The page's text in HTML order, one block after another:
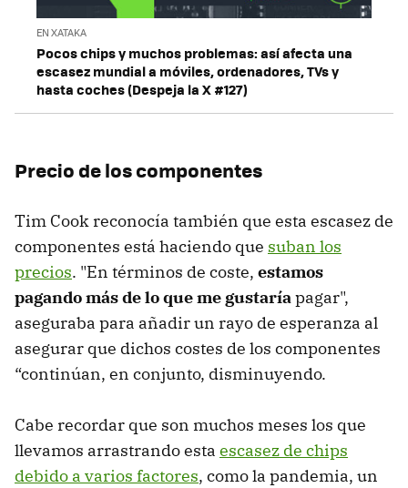
EN XATAKA
Pocos chips y muchos problemas: así afecta una
escasez mundial a móviles, ordenadores, TVs y
hasta coches (Despeja la X #127)
Precio de los componentes
Tim Cook reconocía también que esta escasez de
componentes está haciendo que suban los
precios. "En términos de coste, estamos
pagando más de lo que me gustaríapagar",
aseguraba para añadir un rayo de esperanza al
asegurar que dichos costes de los componentes
“continúan, en conjunto, disminuyendo.
Cabe recordar que son muchos meses los que
llevamos arrastrando esta escasez de chips
debido a varios factores, como la pandemia, un